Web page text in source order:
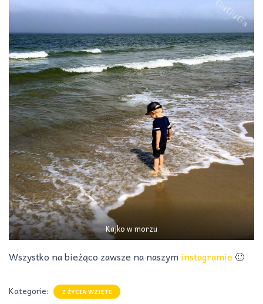
Kajko w morzu
Wszystko na bieżąco zawsze na naszyminstagramie🙂
Kategorie: Z ŻYCIA WZIĘTE